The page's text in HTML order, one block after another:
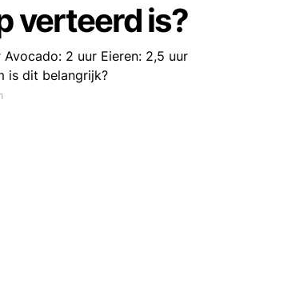
verteerd is?
2 uur Eieren: 2,5 uur
is dit belangrijk?